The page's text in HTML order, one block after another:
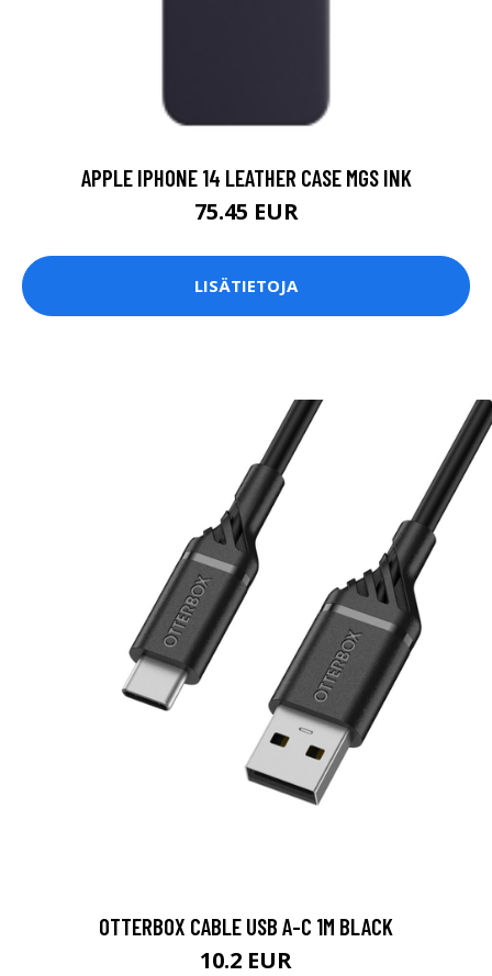
APPLE IPHONE 14 LEATHER CASE MGS INK
75.45 EUR
LISÄTIETOJA
OTTERBOX CABLE USB A-C 1M BLACK
10.2 EUR